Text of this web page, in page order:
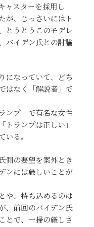
ャスターを採用し
が、じっさいにはト
とうとうこのモデレ
バイデン氏との討論
になっていて、どち
はなく「解説者」で
ンプ」で有名な女性
ランプは正しい」
る。
側の要望を案外とき
ンには厳しいことが
や、持ち込めるのは
、前回のバイデン氏
とで、一掃の厳しさ